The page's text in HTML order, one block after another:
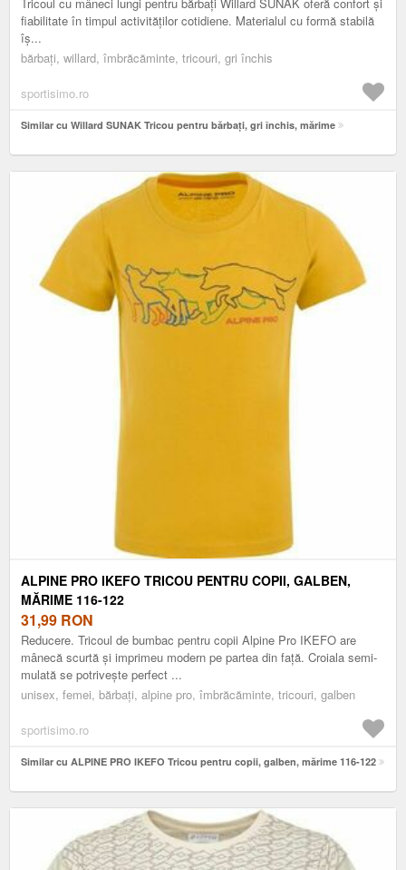
fiabilitate în timpul activităților cotidiene. Materialul cu formă stabilă
îș...
bărbați, willard, îmbrăcăminte, tricouri, gri închis
sportisimo.ro
Similar cu Willard SUNAK Tricou pentru bărbați, gri închis, mărime
ALPINE PRO IKEFO TRICOU PENTRU COPII, GALBEN,
MĂRIME 116-122
31,99 RON
Reducere. Tricoul de bumbac pentru copii Alpine Pro IKEFO are
mânecă scurtă și imprimeu modern pe partea din față. Croiala semi-
mulată se potrivește perfect ...
unisex, femei, bărbați, alpine pro, îmbrăcăminte, tricouri, galben
sportisimo.ro
Similar cu ALPINE PRO IKEFO Tricou pentru copii, galben, mărime 116-122